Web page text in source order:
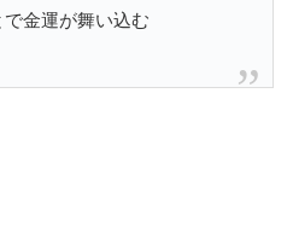
で金運が舞い込む